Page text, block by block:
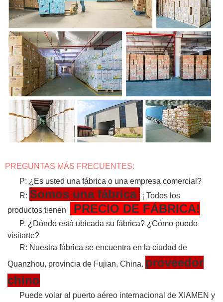
PREGUNTAS MÁS FRECUENTES:
P: ¿Es usted una fábrica o una empresa comercial?
R: Somos una fábrica
¡ Todos los
productos tienen
PRECIO DE FÁBRICA!
P. ¿Dónde está ubicada su fábrica? ¿Cómo puedo
visitarte?
R: Nuestra fábrica se encuentra en la ciudad de
Quanzhou, provincia de Fujian, China. proveedor
chino
Puede volar al puerto aéreo internacional de XIAMEN y